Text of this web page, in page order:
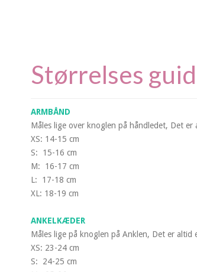
Størrelses
ARMBÅND
Måles lige over knoglen på håndledet, Det
XS: 14-15 cm
S: 15-16 cm
M: 16-17 cm
L: 17-18 cm
XL: 18-19 cm
ANKELKÆDER
Måles lige på knoglen på Anklen, Det er
XS: 23-24 cm
S: 24-25 cm